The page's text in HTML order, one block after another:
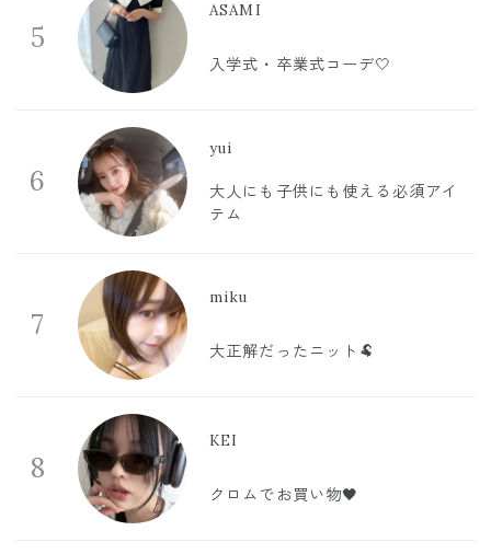
5
ASAMI
入学式・卒業式コーデ🤍
6
yui
大人にも子供にも使える必須アイ
テム
7
miku
大正解だったニット🐏
8
KEI
クロムでお買い物🖤